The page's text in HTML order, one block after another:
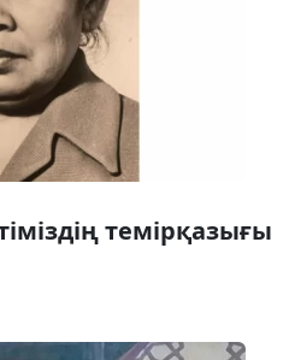
темірқазығы